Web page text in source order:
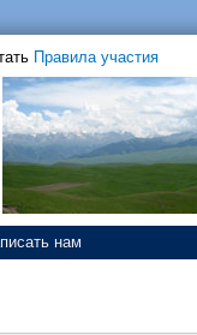
Правила участия
нам